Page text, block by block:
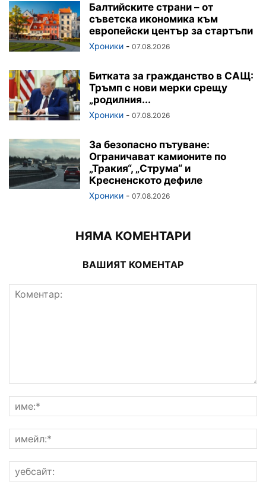
Балтийските страни – от
съветска икономика към
европейски център за стартъпи
Хроники - 07.08.2026
Битката за гражданство в САЩ:
Тръмп с нови мерки срещу
„родилния...
Хроники - 07.08.2026
За безопасно пътуване:
Ограничават камионите по
„Тракия“, „Струма“ и
Кресненското дефиле
Хроники - 07.08.2026
НЯМА КОМЕНТАРИ
ВАШИЯТ КОМЕНТАР